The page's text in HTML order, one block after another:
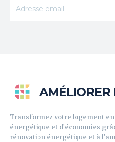
AMÉLIORER
Transformez votre logement
énergétique et d'économies
rénovation énergétique et à